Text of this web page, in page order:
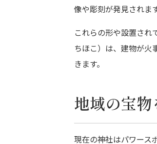
像や彫刻が発見されます
これらの形や設置され
ちほこ）は、建物が火
きます。
地域の宝物
現在の神社はパワース